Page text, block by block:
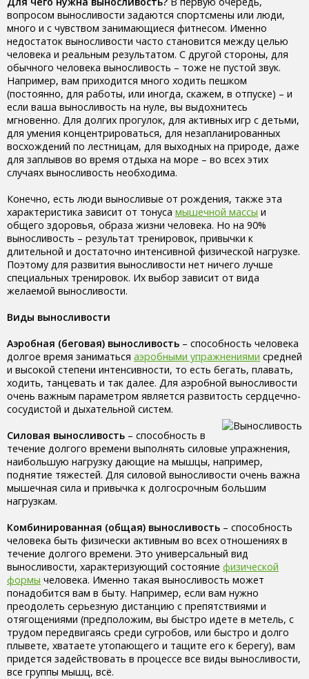
вопросом выносливости задаются спортсмены или люди,
много и с чувством занимающиеся фитнесом. Именно
недостаток выносливости часто становится между целью
человека и реальным результатом. С другой стороны, для
обычного человека выносливость – тоже не пустой звук.
Например, вам приходится много ходить пешком
(постоянно, для работы, или иногда, скажем, в отпуске) – и
если ваша выносливость на нуле, вы выдохнитесь
мгновенно. Для долгих прогулок, для активных игр с детьми,
для умения концентрироваться, для незапланированных
восхождений по лестницам, для выходных на природе, даже
для заплывов во время отдыха на море – во всех этих
случаях выносливость необходима.
Конечно, есть люди выносливые от рождения, также эта
характеристика зависит от тонуса мышечной массы и
общего здоровья, образа жизни человека. Но на 90%
выносливость – результат тренировок, привычки к
длительной и достаточно интенсивной физической нагрузке.
Поэтому для развития выносливости нет ничего лучше
специальных тренировок. Их выбор зависит от вида
желаемой выносливости.
Виды выносливости
Аэробная (беговая) выносливость – способность человека
долгое время заниматься аэробными упражнениями средней
и высокой степени интенсивности, то есть бегать, плавать,
ходить, танцевать и так далее. Для аэробной выносливости
очень важным параметром является развитость сердцечно-
сосудистой и дыхательной систем.
Силовая выносливость – способность в
течение долгого времени выполнять силовые упражнения,
наибольшую нагрузку дающие на мышцы, например,
поднятие тяжестей. Для силовой выносливости очень важна
мышечная сила и привычка к долгосрочным большим
нагрузкам.
Комбинированная (общая) выносливость – способность
человека быть физически активным во всех отношениях в
течение долгого времени. Это универсальный вид
выносливости, характеризующий состояние физической
формы человека. Именно такая выносливость может
понадобится вам в быту. Например, если вам нужно
преодолеть серьезную дистанцию с препятствиями и
отягощениями (предположим, вы быстро идете в метель, с
трудом передвигаясь среди сугробов, или быстро и долго
плывете, хватаете утопающего и тащите его к берегу), вам
придется задействовать в процессе все виды выносливости,
все группы мышц, всё.